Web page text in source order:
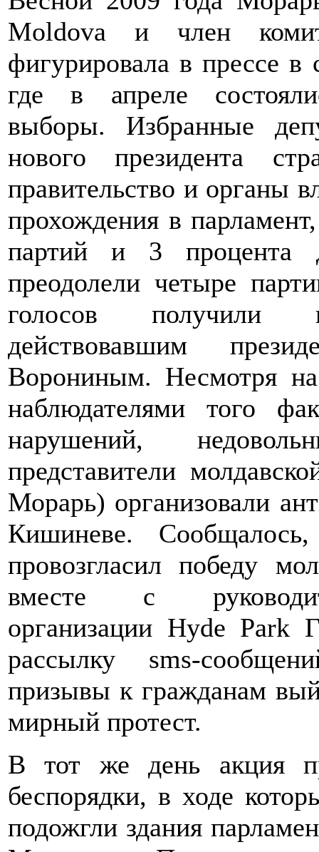
Moldova и член
фигурировала в прессе
где в апреле
выборы. Избранные
нового президента
правительство и органы
прохождения в
партий и 3 процента
преодолели четыре
голосов получили
действовавшим
Ворониным. Несмотря
наблюдателями того
нарушений,
представители
Морарь) организовали
Кишиневе.
провозгласил победу
вместе с
организации Hyde Park
рассылку sms-
призывы к гражданам
мирный протест.
В тот же день акция
беспорядки, в ходе
подожгли здания